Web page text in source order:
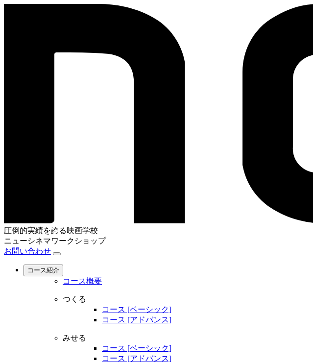
圧倒的実績を誇る映画学校
ニューシネマワークショップ
お問い合わせ
コース紹介
コース概要
つくる
コース [ベーシック]
コース [アドバンス]
みせる
コース [ベーシック]
コース [アドバンス]